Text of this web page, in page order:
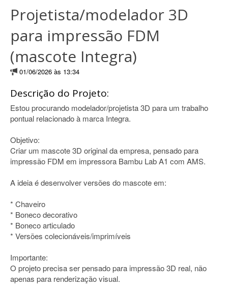
Projetista/modelador 3D
para impressão FDM
(mascote Integra)
01/06/2026 às 13:34
Descrição do Projeto:
Estou procurando modelador/projetista 3D para um trabalho
pontual relacionado à marca Integra.
Objetivo:
Criar um mascote 3D original da empresa, pensado para
impressão FDM em impressora Bambu Lab A1 com AMS.
A ideia é desenvolver versões do mascote em:
* Chaveiro
* Boneco decorativo
* Boneco articulado
* Versões colecionáveis/imprimíveis
Importante:
O projeto precisa ser pensado para impressão 3D real, não
apenas para renderização visual.